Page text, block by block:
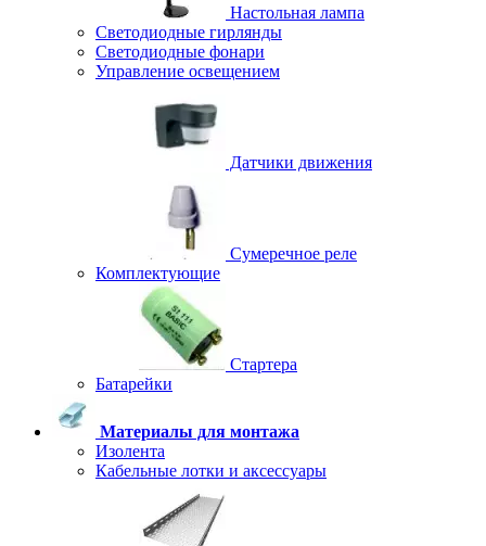
Настольная лампа
Светодиодные гирлянды
Светодиодные фонари
Управление освещением
Датчики движения
Сумеречное реле
Комплектующие
Стартера
Батарейки
Материалы для монтажа
Изолента
Кабельные лотки и аксессуары